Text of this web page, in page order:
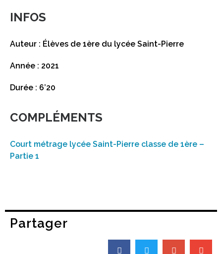
INFOS
Auteur : Élèves de 1ère du lycée Saint-Pierre
Année : 2021
Durée : 6’20
COMPLÉMENTS
Court métrage lycée Saint-Pierre classe de 1ère –
Partie 1
Partager